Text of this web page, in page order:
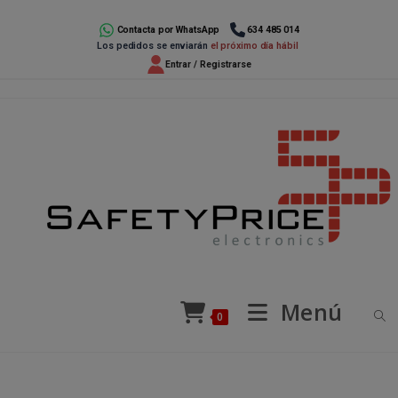
Contacta por WhatsApp
634 485 014
Los pedidos se enviarán el próximo día hábil
Entrar / Registrarse
0 Menú